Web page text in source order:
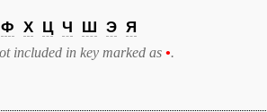
Ф Х Ц Ч Ш Э Я
included in key marked as •.